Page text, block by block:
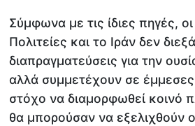
Σύμφωνα με τις ίδιες πηγές,
Πολιτείες και το Ιράν δεν
διαπραγματεύσεις για την
αλλά συμμετέχουν σε έμμεσες
στόχο να διαμορφωθεί κοινό
θα μπορούσαν να εξελιχθούν